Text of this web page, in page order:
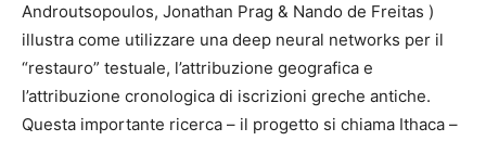
Androutsopoulos, Jonathan Prag & Nando de Freitas )
illustra come utilizzare una deep neural networks per il
“restauro” testuale, l’attribuzione geografica e
l’attribuzione cronologica di iscrizioni greche antiche.
Questa importante ricerca – il progetto si chiama Ithaca –